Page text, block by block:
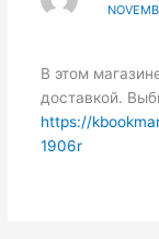
В этом
доставкой.
https://
1906r